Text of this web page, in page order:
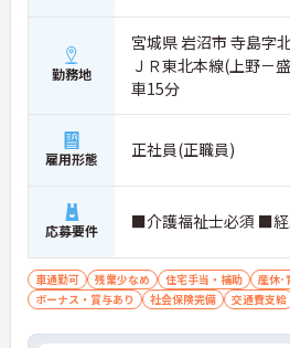
勤務地
宮城県 岩沼市 寺島字
ＪＲ東北本線(上野－
車15分
雇用形態 正社員(正職員)
応募要件 ■介護福祉士必須 ■
車通勤可 残業少なめ 住宅手当・補助
産休･
ボーナス・賞与あり
社会保険完備 交通費支給